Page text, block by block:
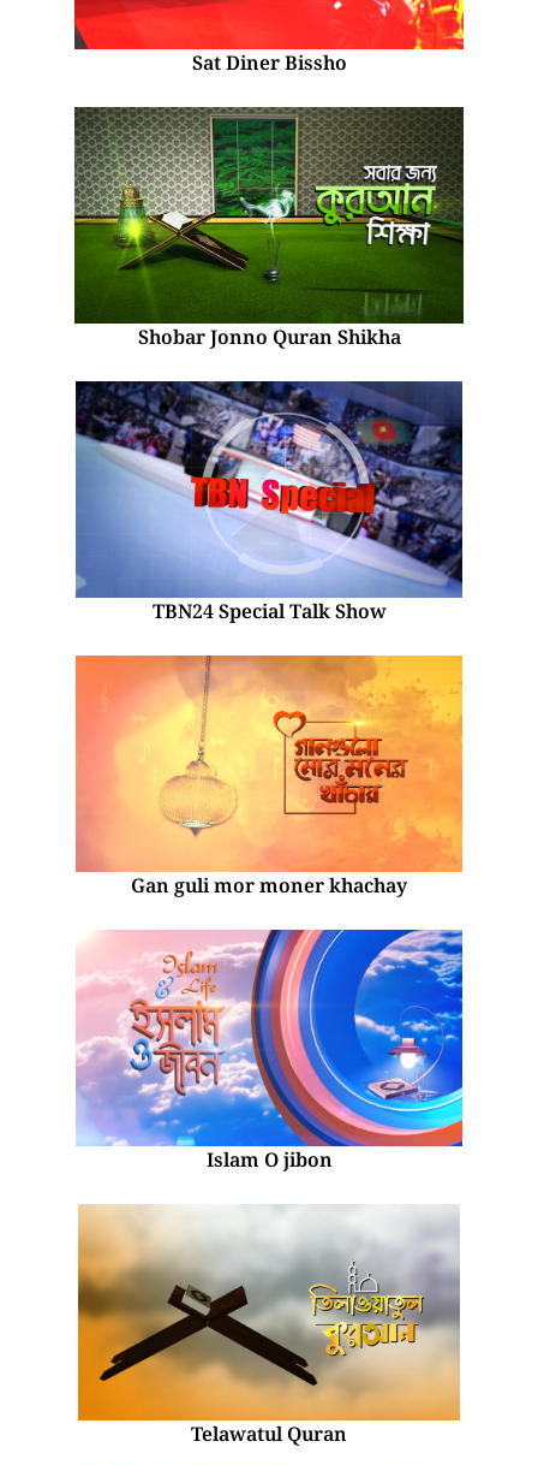
Sat Diner Bissho
Shobar Jonno Quran Shikha
TBN24 Special Talk Show
Gan guli mor moner khachay
Islam O jibon
Telawatul Quran